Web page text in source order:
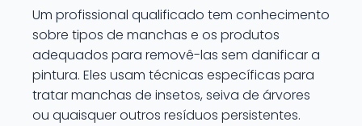
Um profissional qualificado tem conhecimento
sobre tipos de manchas e os produtos
adequados para removê-las sem danificar a
pintura. Eles usam técnicas específicas para
tratar manchas de insetos, seiva de árvores
ou quaisquer outros resíduos persistentes.